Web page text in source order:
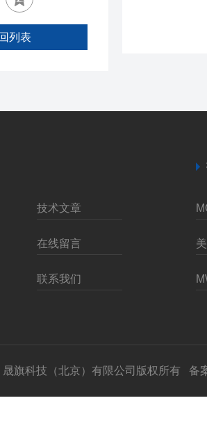
列表
技术文章
在线留言
联系我们
旗科技（北京）有限公司版权所有 备